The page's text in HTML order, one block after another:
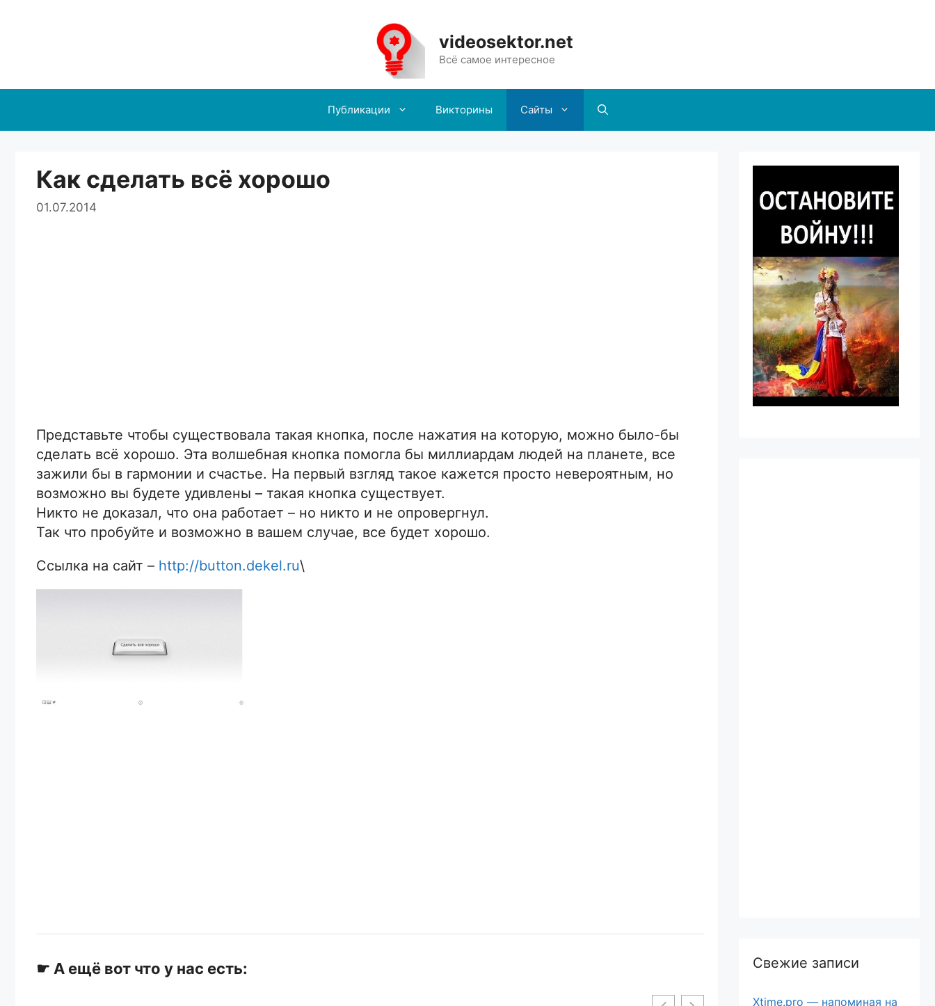
videosektor.net
Всё самое интересное
Публикации Викторины Сайты
Как сделать всё хорошо
01.07.2014
Представьте чтобы существовала такая кнопка, после нажатия на которую, можно было-бы
сделать всё хорошо. Эта волшебная кнопка помогла бы миллиардам людей на планете, все
зажили бы в гармонии и счастье. На первый взгляд такое кажется просто невероятным, но
возможно вы будете удивлены – такая кнопка существует.
Никто не доказал, что она работает – но никто и не опровергнул.
Так что пробуйте и возможно в вашем случае, все будет хорошо.
Ссылка на сайт – http://button.dekel.ru\
☛ А ещё вот что у нас есть: Свежие записи
Xtime.pro — напоминая на